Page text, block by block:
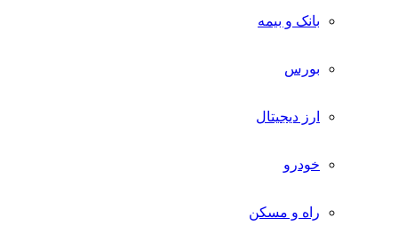
بانک و بیمه
بورس
ارز دیجیتال
خودرو
راه و مسکن